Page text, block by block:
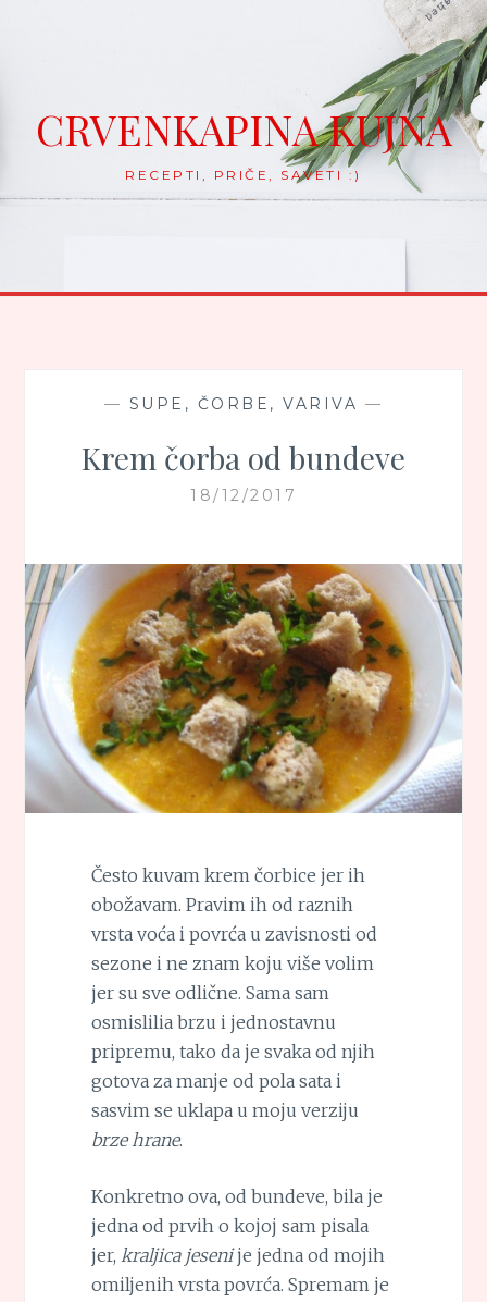
CRVENKAPINA KUJNA
RECEPTI, PRIČE, SAVETI :)
— SUPE, ČORBE, VARIVA —
Krem čorba od bundeve
18/12/2017
Često kuvam krem čorbice jer ih
obožavam. Pravim ih od raznih
vrsta voća i povrća u zavisnosti od
sezone i ne znam koju više volim
jer su sve odlične. Sama sam
osmislilia brzu i jednostavnu
pripremu, tako da je svaka od njih
gotova za manje od pola sata i
sasvim se uklapa u moju verziju
brze hrane.
Konkretno ova, od bundeve, bila je
jedna od prvih o kojoj sam pisala
jer, kraljica jesenije jedna od mojih
omiljenih vrsta povrća. Spremam je